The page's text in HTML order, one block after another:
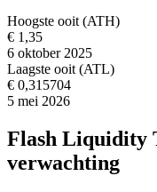
Hoogste ooit (ATH)
€ 1,35
6 oktober 2025
Laagste ooit (ATL)
€ 0,315704
5 mei 2026
Flash Liquidity
verwachting